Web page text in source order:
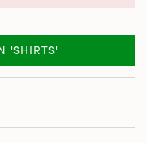
'SHIRTS'